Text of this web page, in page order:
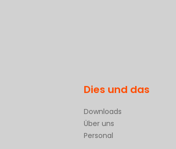
Dies und das
Downloads
Über uns
Personal